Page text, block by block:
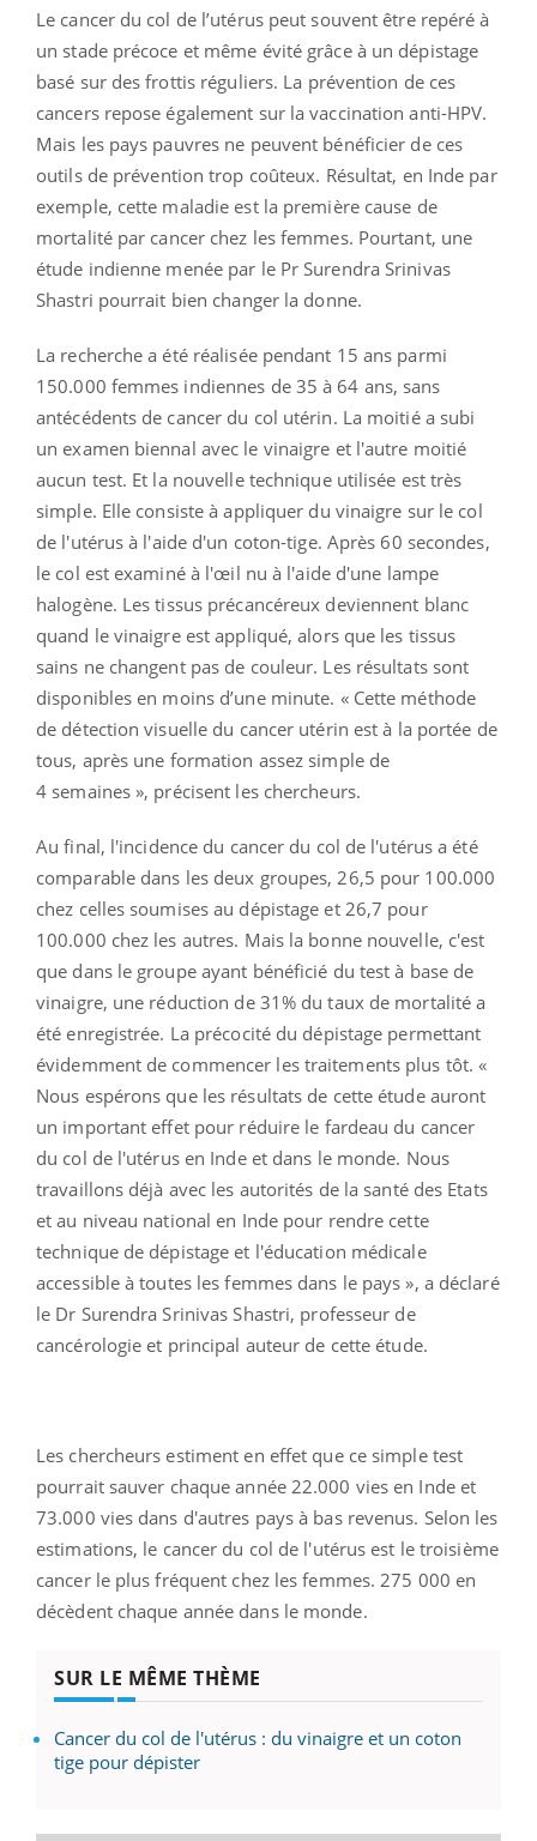
Le cancer du col de l’utérus peut souvent être repéré à
un stade précoce et même évité grâce à un dépistage
basé sur des frottis réguliers. La prévention de ces
cancers repose également sur la vaccination anti-HPV.
Mais les pays pauvres ne peuvent bénéficier de ces
outils de prévention trop coûteux. Résultat, en Inde par
exemple, cette maladie est la première cause de
mortalité par cancer chez les femmes. Pourtant, une
étude indienne menée par le Pr Surendra Srinivas
Shastri pourrait bien changer la donne.
La recherche a été réalisée pendant 15 ans parmi
150.000 femmes indiennes de 35 à 64 ans, sans
antécédents de cancer du col utérin. La moitié a subi
un examen biennal avec le vinaigre et l'autre moitié
aucun test. Et la nouvelle technique utilisée est très
simple. Elle consiste à appliquer du vinaigre sur le col
de l'utérus à l'aide d'un coton-tige. Après 60 secondes,
le col est examiné à l'œil nu à l'aide d'une lampe
halogène. Les tissus précancéreux deviennent blanc
quand le vinaigre est appliqué, alors que les tissus
sains ne changent pas de couleur. Les résultats sont
disponibles en moins d’une minute. « Cette méthode
de détection visuelle du cancer utérin est à la portée de
tous, après une formation assez simple de
4 semaines », précisent les chercheurs.
Au final, l'incidence du cancer du col de l'utérusa été
comparable dans les deux groupes, 26,5 pour 100.000
chez celles soumises au dépistage et 26,7 pour
100.000 chez les autres. Mais la bonne nouvelle, c'est
que dans le groupe ayant bénéficié du test à base de
vinaigre, une réduction de 31% du taux de mortalité a
été enregistrée. La précocité du dépistage permettant
évidemment de commencer les traitements plus tôt. «
Nous espérons que les résultats de cette étude auront
un important effet pour réduire le fardeau du cancer
du col de l'utérus en Inde et dans le monde. Nous
travaillons déjà avec les autorités de la santé des Etats
et au niveau national en Inde pour rendre cette
technique de dépistage et l'éducation médicale
accessible à toutes les femmes dans le pays », a déclaré
le Dr Surendra Srinivas Shastri, professeur de
cancérologie et principal auteur de cette étude.
Les chercheurs estiment en effet que ce simple test
pourrait sauver chaque année 22.000 vies en Inde et
73.000 vies dans d'autres pays à bas revenus. Selon les
estimations, le cancer du col de l'utérus est le troisième
cancer le plus fréquent chez les femmes. 275 000 en
décèdent chaque année dans le monde.
SUR LE MÊME THÈME
Cancer du col de l'utérus : du vinaigre et un coton
tige pour dépister